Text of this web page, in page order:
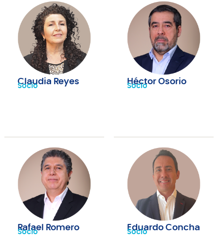
Claudia Reyes
Socio Héctor Osorio
Socio
Rafael Romero
Socio Eduardo Concha
Socio